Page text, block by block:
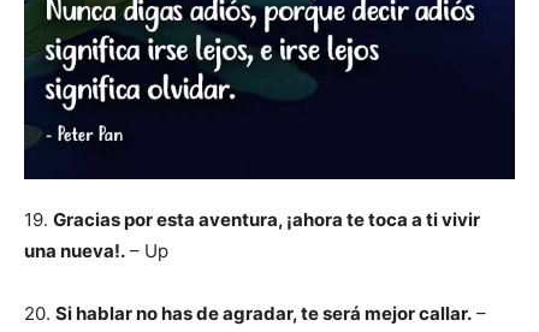
19. Gracias por esta aventura, ¡ahora te toca a ti vivir
una nueva!. – Up
20. Si hablar no has de agradar, te será mejor callar. –